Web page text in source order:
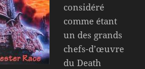
considéré
comme étant
un des grands
chefs-d’œuvre
du Death